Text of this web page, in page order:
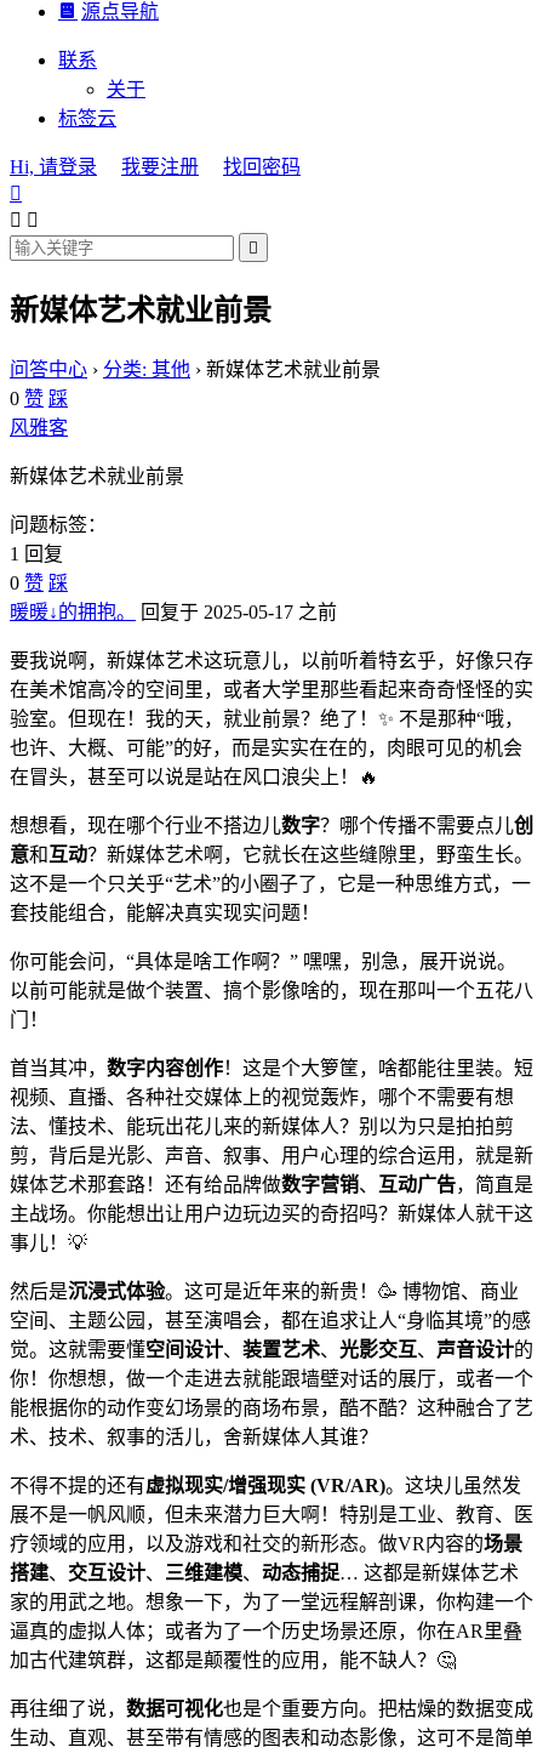
源点导航
联系
关于
标签云
Hi, 请登录 我要注册
找回密码

 

新媒体艺术就业前景
问答中心 › 分类: 其他 › 新媒体艺术就业前景
0 赞 踩
风雅客
新媒体艺术就业前景
问题标签：
1 回复
0 赞 踩
暖暖↓的拥抱。
回复于 2025-05-17 之前
要我说啊，新媒体艺术这玩意儿，以前听着特玄乎，好像只存
在美术馆高冷的空间里，或者大学里那些看起来奇奇怪怪的实
验室。但现在！我的天，就业前景？绝了！✨ 不是那种“哦，
也许、大概、可能”的好，而是实实在在的，肉眼可见的机会
在冒头，甚至可以说是站在风口浪尖上！🔥
想想看，现在哪个行业不搭边儿数字？哪个传播不需要点儿创
意和互动？新媒体艺术啊，它就长在这些缝隙里，野蛮生长。
这不是一个只关乎“艺术”的小圈子了，它是一种思维方式，一
套技能组合，能解决真实现实问题！
你可能会问，“具体是啥工作啊？” 嘿嘿，别急，展开说说。
以前可能就是做个装置、搞个影像啥的，现在那叫一个五花八
门！
首当其冲， 数字内容创作！这是个大箩筐，啥都能往里装。短
视频、直播、各种社交媒体上的视觉轰炸，哪个不需要有想
法、懂技术、能玩出花儿来的新媒体人？别以为只是拍拍剪
剪，背后是光影、声音、叙事、用户心理的综合运用，就是新
媒体艺术那套路！还有给品牌做数字营销、 互动广告，简直是
主战场。你能想出让用户边玩边买的奇招吗？新媒体人就干这
事儿！💡
然后是沉浸式体验。这可是近年来的新贵！🥳 博物馆、商业
空间、主题公园，甚至演唱会，都在追求让人“身临其境”的感
觉。这就需要懂空间设计、 装置艺术、 光影交互、 声音设计的
你！你想想，做一个走进去就能跟墙壁对话的展厅，或者一个
能根据你的动作变幻场景的商场布景，酷不酷？这种融合了艺
术、技术、叙事的活儿，舍新媒体人其谁？
不得不提的还有虚拟现实/增强现实 (VR/AR)。这块儿虽然发
展不是一帆风顺，但未来潜力巨大啊！特别是工业、教育、医
疗领域的应用，以及游戏和社交的新形态。做VR内容的场景
搭建、 交互设计、 三维建模、 动态捕捉… 这都是新媒体艺术
家的用武之地。想象一下，为了一堂远程解剖课，你构建一个
逼真的虚拟人体；或者为了一个历史场景还原，你在AR里叠
加古代建筑群，这都是颠覆性的应用，能不缺人？🤔
再往细了说， 数据可视化也是个重要方向。把枯燥的数据变成
生动、直观、甚至带有情感的图表和动态影像，这可不是简单